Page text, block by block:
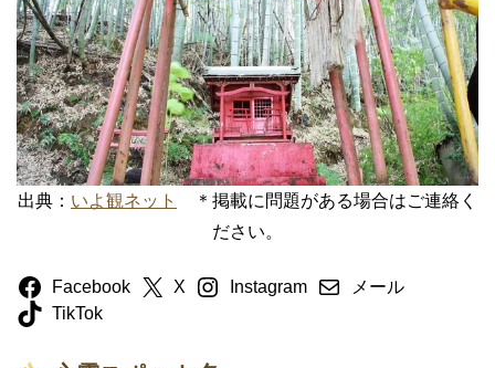
出典： いよ観ネット
＊掲載に問題がある場合はご連絡く
ださい。
Facebook X Instagram
メール
TikTok